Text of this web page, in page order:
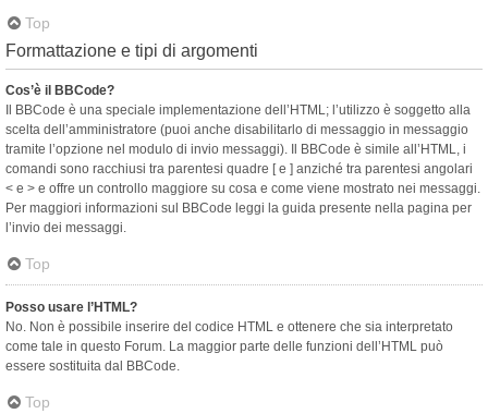
Top
Formattazione e tipi di argomenti
Cos’è il BBCode?
Il BBCode è una speciale implementazione dell’HTML; l’utilizzo è soggetto alla
scelta dell’amministratore (puoi anche disabilitarlo di messaggio in messaggio
tramite l’opzione nel modulo di invio messaggi). Il BBCode è simile all’HTML, i
comandi sono racchiusi tra parentesi quadre [ e ] anziché tra parentesi angolari
< e > e offre un controllo maggiore su cosa e come viene mostrato nei messaggi.
Per maggiori informazioni sul BBCode leggi la guida presente nella pagina per
l’invio dei messaggi.
Top
Posso usare l’HTML?
No. Non è possibile inserire del codice HTML e ottenere che sia interpretato
come tale in questo Forum. La maggior parte delle funzioni dell’HTML può
essere sostituita dal BBCode.
Top